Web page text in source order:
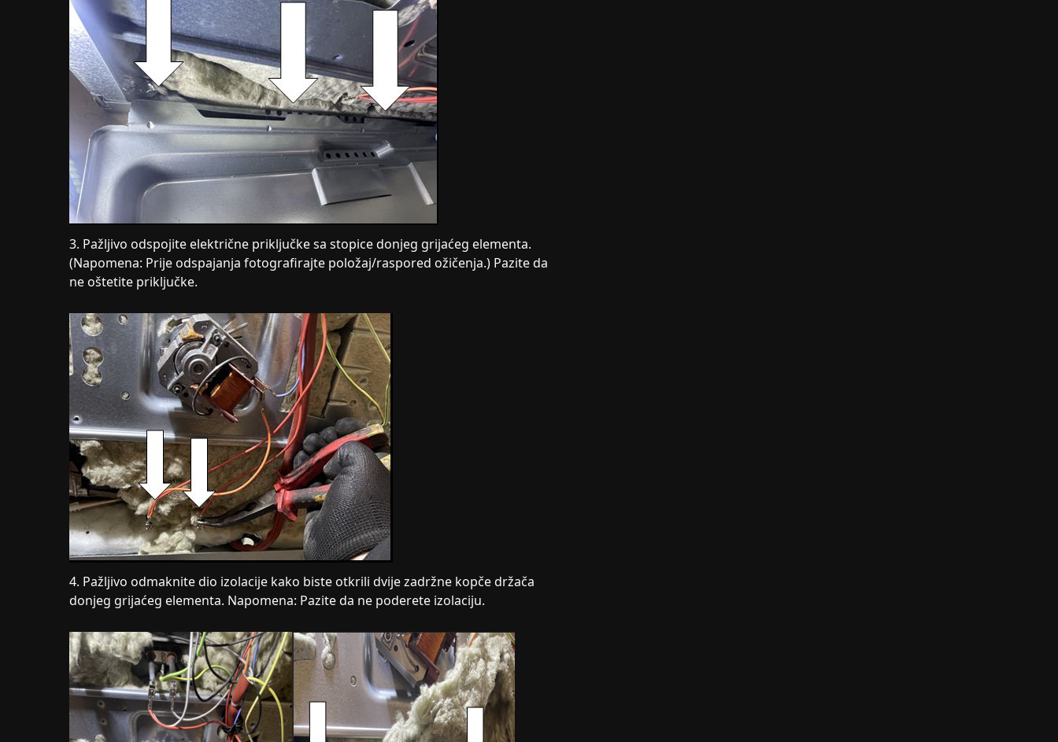
3. Pažljivo odspojite električne priključke sa stopice donjeg grijaćeg elementa.
(Napomena: Prije odspajanja fotografirajte položaj/raspored ožičenja.) Pazite da
ne oštetite priključke.
4. Pažljivo odmaknite dio izolacije kako biste otkrili dvije zadržne kopče držača
donjeg grijaćeg elementa. Napomena: Pazite da ne poderete izolaciju.